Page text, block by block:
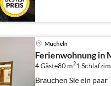
Mücheln
Ferienwohnung in
4 Gäste80 m21
Brauchen Sie ein paar